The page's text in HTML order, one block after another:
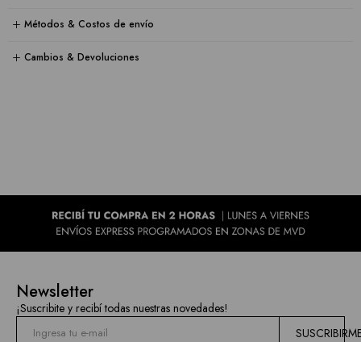
Métodos & Costos de envío
Cambios & Devoluciones
Newsletter
¡Suscribite y recibí todas nuestras novedades!